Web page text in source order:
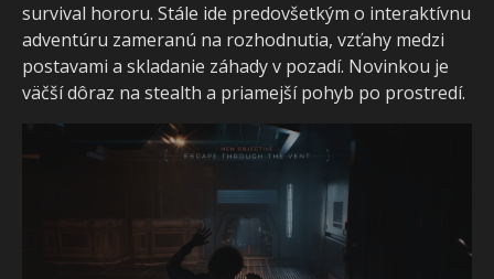
survival hororu. Stále ide predovšetkým o interaktívnu
adventúru zameranú na rozhodnutia, vzťahy medzi
postavami a skladanie záhady v pozadí. Novinkou je
väčší dôraz na stealth a priamejší pohyb po prostredí.